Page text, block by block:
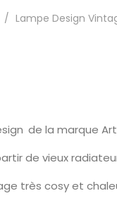
Lampe Design
de la marque
de vieux
très cosy et